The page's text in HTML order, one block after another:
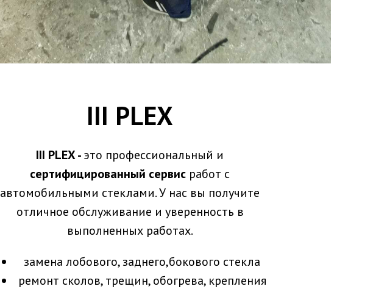
III PLEX
III PLEX -это профессиональный и
сертифицированный сервис работ с
автомобильными стеклами. У нас вы получите
отличное обслуживание и уверенность в
выполненных работах.
замена лобового, заднего,бокового стекла
ремонт сколов, трещин, обогрева, крепления